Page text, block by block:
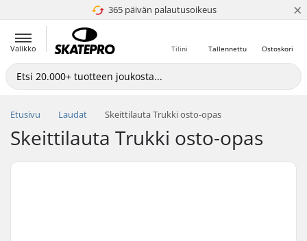
365 päivän palautusoikeus
4.8 / 5 ×
Valikko Ostoskori
Tallennettu
Tilini
Etusivu Laudat Skeittilauta Trukki osto-opas
Skeittilauta Trukki osto-opas